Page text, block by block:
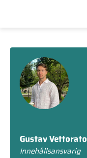
Gustav Vettorato
Innehållsansvarig